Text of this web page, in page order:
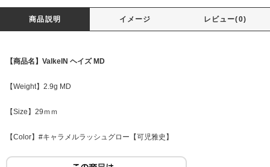
商品説明 イメージ レビュー(0)
【商品名】ValkeIN ヘイズ MD
【Weight】2.9g MD
【Size】29ｍｍ
【Color】#キャラメルラッシュグロー【可児雅史】